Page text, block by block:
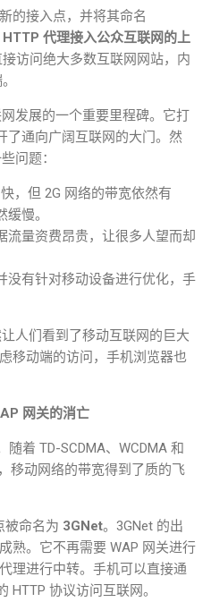
的接入点，并将其命名
HTTP 代理接入公众互联网的上
访问绝大多数互联网网站，内
发展的一个重要里程碑。它打
了通向广阔互联网的大门。然
问题：
快，但 2G 网络的带宽依然有
慢。
流量资费昂贵，让很多人望而却
没有针对移动设备进行优化，手
人们看到了移动互联网的巨大
移动端的访问，手机浏览器也
网关的消亡
随着 TD-SCDMA、 WCDMA 和
移动网络的带宽得到了质的飞
被命名为 3GNet。 3GNet 的出
熟。它不再需要 WAP 网关进行
代理进行中转。手机可以直接通
HTTP 协议访问互联网。